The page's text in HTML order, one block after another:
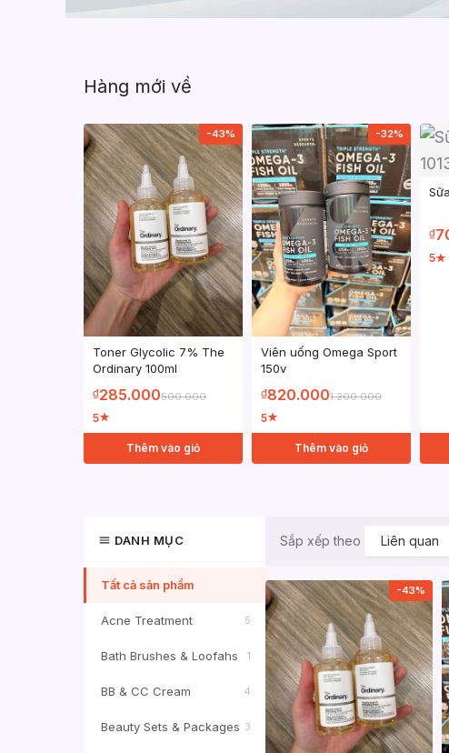
Hàng mới về
-43%
Toner Glycolic 7% The
Ordinary 100ml
₫285.000500.000
5★
Thêm vào giỏ
-32%
Viên uống Omega Sport
150v
₫820.0001.200.000
5★
Thêm vào giỏ
₫
5★
DANH MỤC
Tất cả sản phẩm
Acne Treatment 5
Bath Brushes & Loofahs 1
BB & CC Cream 4
Beauty Sets & Packages 3
Sắp xếp theo Liên quan
-43%